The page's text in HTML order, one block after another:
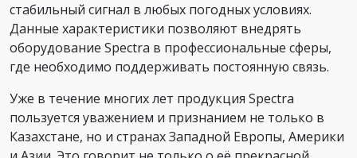
стабильный сигнал в любых погодных условиях.
Данные характеристики позволяют внедрять
оборудование Spectra в профессиональные сферы,
где необходимо поддерживать постоянную связь.
Уже в течение многих лет продукция Spectra
пользуется уважением и признанием не только в
Казахстане, но и странах Западной Европы, Америки